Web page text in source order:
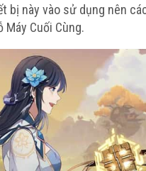
bị này vào sử dụng nên
Máy Cuối Cùng.